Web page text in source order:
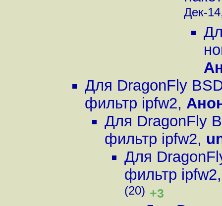
Дек-
Для DragonFly
фильтр ipfw2,
Для DragonFly
фильтр ipfw2,
Для
фильтр ipfw2
(20) +3